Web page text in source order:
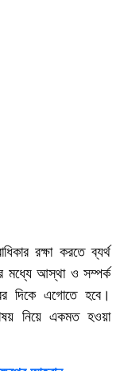
রক্ষা করতে ব্যর্থ
মধ্যে আস্থা ও সম্পর্ক
দিকে এগোতে হবে।
নিয়ে একমত হওয়া